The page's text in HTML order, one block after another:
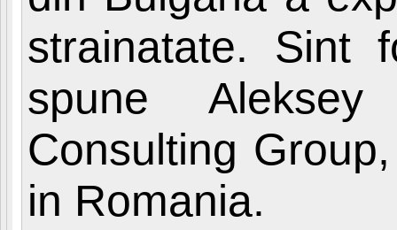
strainatate. Sint
spune
Consulting
in Romania.